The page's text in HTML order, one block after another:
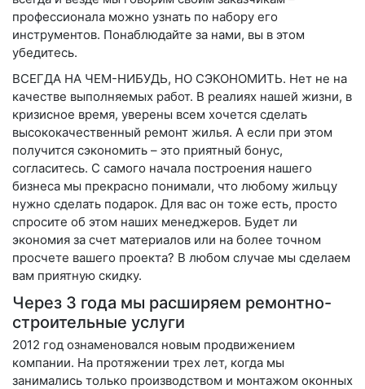
профессионала можно узнать по набору его
инструментов. Понаблюдайте за нами, вы в этом
убедитесь.
ВСЕГДА НА ЧЕМ-НИБУДЬ, НО СЭКОНОМИТЬ. Нет не на
качестве выполняемых работ. В реалиях нашей жизни, в
кризисное время, уверены всем хочется сделать
высококачественный ремонт жилья. А если при этом
получится сэкономить – это приятный бонус,
согласитесь. С самого начала построения нашего
бизнеса мы прекрасно понимали, что любому жильцу
нужно сделать подарок. Для вас он тоже есть, просто
спросите об этом наших менеджеров. Будет ли
экономия за счет материалов или на более точном
просчете вашего проекта? В любом случае мы сделаем
вам приятную скидку.
Через 3 года мы расширяем ремонтно-
строительные услуги
2012 год ознаменовался новым продвижением
компании. На протяжении трех лет, когда мы
занимались только производством и монтажом оконных